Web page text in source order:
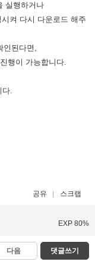
실행하거나
켜 다시 다운로드 해주
인된다면,
행이 가능합니다.
다.
공유 스크랩
EXP 80%
다음 댓글쓰기